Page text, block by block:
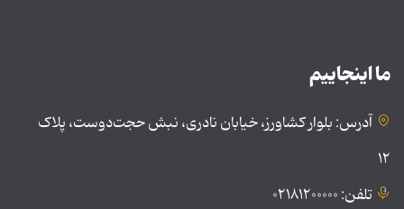
ما اینجاییم
آدرس: بلوار کشاورز، خیابان نادری، نبش حجت‌دوست، پلاک
۱۲
تلفن: ۰۲۱۸۱۲۰۰۰۰۰